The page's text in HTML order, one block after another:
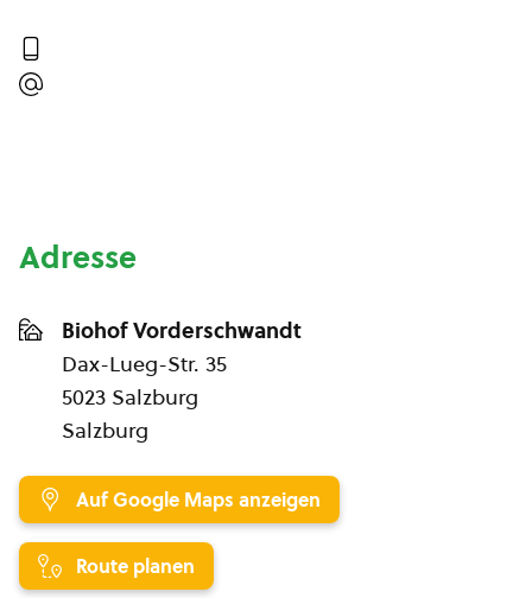
Adresse
Biohof Vorderschwandt
Dax-Lueg-Str. 35
5023 Salzburg
Salzburg
Auf Google Maps anzeigen
Route planen